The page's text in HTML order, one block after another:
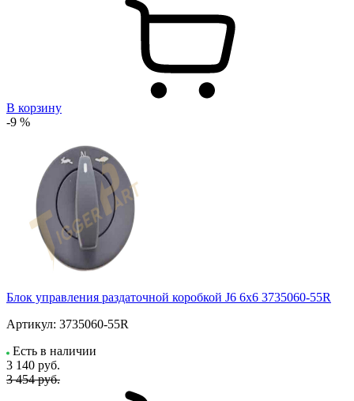
В корзину
-9 %
Блок управления раздаточной коробкой J6 6x6 3735060-55R
Артикул: 3735060-55R
Есть в наличии
3 140 руб.
3 454 руб.